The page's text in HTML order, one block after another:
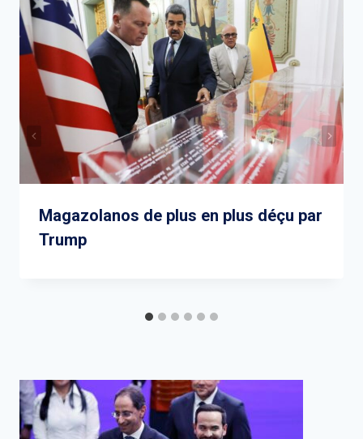
Magazolanos de plus en plus déçu par
Trump